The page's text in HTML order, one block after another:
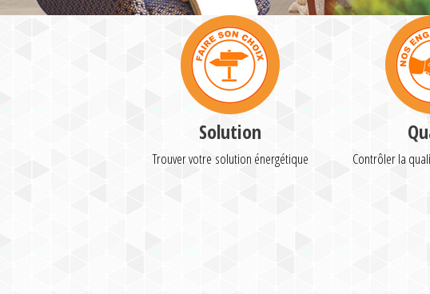
Solution
Trouver votre solution énergétique Contrôler la